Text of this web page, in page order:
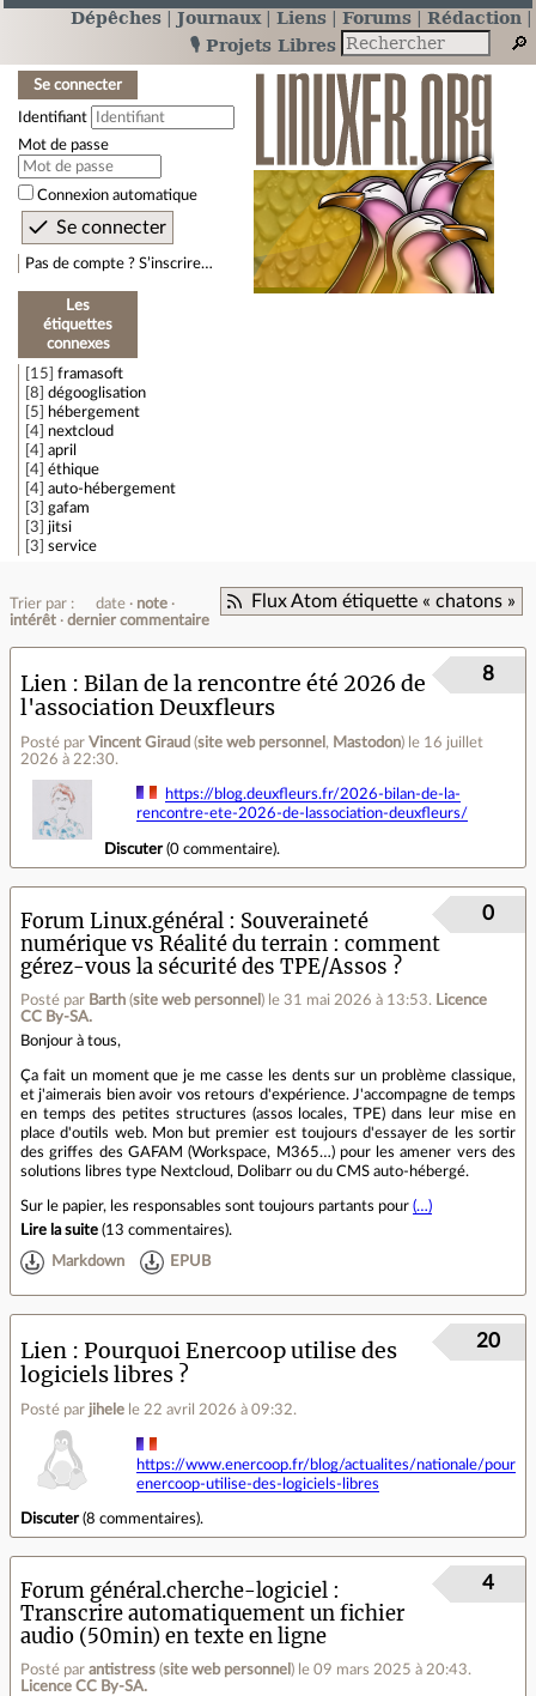
Dépêches Journaux Liens Forums
Rédaction
🎙️ Projets Libres
Se connecter
Identifiant
Mot de passe
Connexion automatique
Pas de compte ? S’inscrire…
Les
étiquettes
connexes
15
framasoft
8
dégooglisation
5
hébergement
4
nextcloud
4
april
4
éthique
4
auto-hébergement
3
gafam
3
jitsi
3
service
Flux Atom étiquette « chatons »
Trier par : date
note
intérêt
dernier commentaire
Lien
Bilan de la rencontre été 2026 de
l'association Deuxfleurs
Posté par Vincent Giraud (site web personnel , Mastodon) le 16 juillet
2026 à 22:30.
8
https://blog.deuxfleurs.fr/2026-bilan-de-la-
rencontre-ete-2026-de-lassociation-deuxfleurs/
Discuter(0 commentaire).
Forum Linux.général
Souveraineté
numérique vs Réalité du terrain : comment
gérez-vous la sécurité des TPE/Assos ?
Posté par Barth (site web personnel ) le 31 mai 2026 à 13:53. Licence
CC By‑SA.
0
Bonjour à tous,
Ça fait un moment que je me casse les dents sur un problème classique,
et j'aimerais bien avoir vos retours d'expérience. J'accompagne de temps
en temps des petites structures (assos locales, TPE) dans leur mise en
place d'outils web. Mon but premier est toujours d'essayer de les sortir
des griffes des GAFAM (Workspace, M365…) pour les amener vers des
solutions libres type Nextcloud, Dolibarr ou du CMS auto-hébergé.
Sur le papier, les responsables sont toujours partants pour (…)
Lire la suite (13 commentaires).
Markdown EPUB
Lien
Pourquoi Enercoop utilise des
logiciels libres ?
Posté par jihele le 22 avril 2026 à 09:32.
20
https://www.enercoop.fr/blog/actualites/nationale/
enercoop-utilise-des-logiciels-libres
Discuter(8 commentaires).
Forum général.cherche-logiciel
Transcrire automatiquement un fichier
audio (50min) en texte en ligne
Posté par antistress (site web personnel ) le 09 mars 2025 à 20:43.
Licence CC By‑SA.
4